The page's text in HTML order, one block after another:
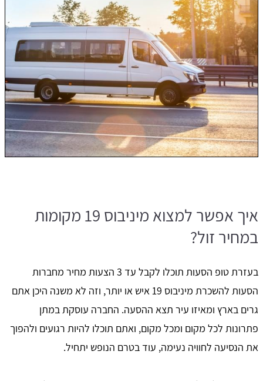
איך אפשר למצוא מיניבוס 19 מקומות
במחיר זול?
בעזרת טופ הסעות תוכלו לקבל עד 3 הצעות מחיר מחברות
הסעות להשכרת מיניבוס 19 איש או יותר, וזה לא משנה היכן אתם
גרים בארץ ומאיזו עיר תצא ההסעה. החברה עוסקת במתן
פתרונות לכל מקום ומכל מקום, ואתם תוכלו להיות רגועים ולהפוך
את הנסיעה לחוויה נעימה, עוד בטרם הנופש יתחיל.